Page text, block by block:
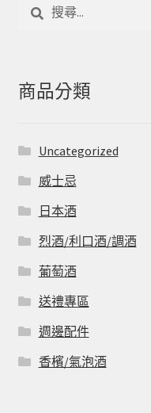
字:
商品分類
Uncategorized
威士忌
日本酒
烈酒/利口酒/調酒
葡萄酒
送禮專區
週邊配件
香檳/氣泡酒